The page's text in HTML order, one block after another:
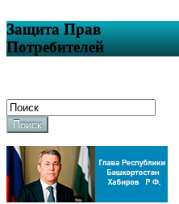
Защита Прав
Потребителей
Поиск